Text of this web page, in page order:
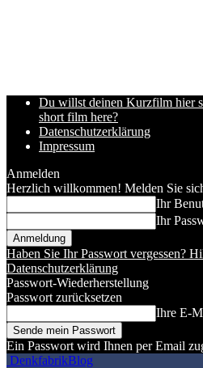
Du willst deinen Kurzfilm hier
short film here?
Datenschutzerklärung
Impressum
Anmelden
Herzlich willkommen! Melden Sie
Ihr
Ihr
Haben Sie Ihr Passwort vergessen?
Datenschutzerklärung
Passwort-Wiederherstellung
Passwort zurücksetzen
Ihre E-
Ein Passwort wird Ihnen per Email
DenkfabrikBlog